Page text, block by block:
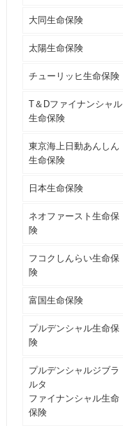
大同生命保険
太陽生命保険
チューリッヒ生命保険
T＆Dファイナンシャル
生命保険
東京海上日動あんしん
生命保険
日本生命保険
ネオファースト生命保
険
フコクしんらい生命保
険
富国生命保険
プルデンシャル生命保
険
プルデンシャルジブラ
ルタ
ファイナンシャル生命
保険